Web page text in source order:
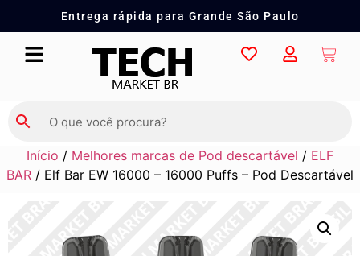
Entrega rápida para Grande São Paulo
Início / Melhores marcas de Pod descartável / ELF
BAR / Elf Bar EW 16000 – 16000 Puffs – Pod Descartável